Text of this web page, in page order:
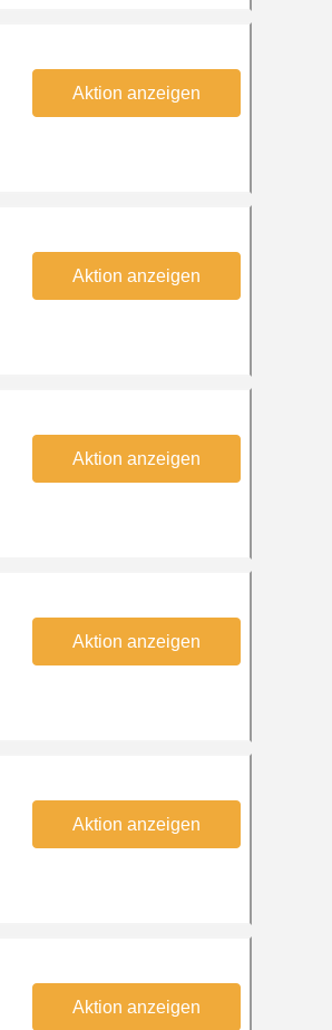
Aktion anzeigen
Aktion anzeigen
Aktion anzeigen
Aktion anzeigen
Aktion anzeigen
Aktion anzeigen